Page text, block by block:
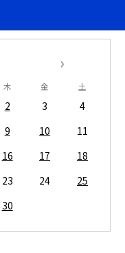
木 金 土
2 3
4
9 10
11
16 17
18
23 24
25
30